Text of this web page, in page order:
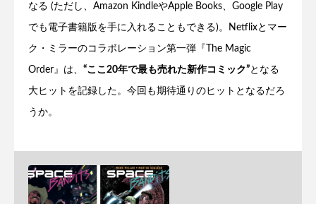
なる (ただし、Amazon KindleやApple Books、Google Play
でも電子書籍版を手に入れることもできる)。Netflixとマー
ク・ミラーのコラボレーション第一弾『The Magic
Order』は、 “ここ20年で最も売れた新作コミック”となる
大ヒットを記録した。今回も期待通りのヒットとなるだろ
うか。